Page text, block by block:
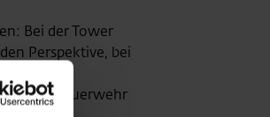
Bei der Tower
Perspektive, bei
Feuerwehr